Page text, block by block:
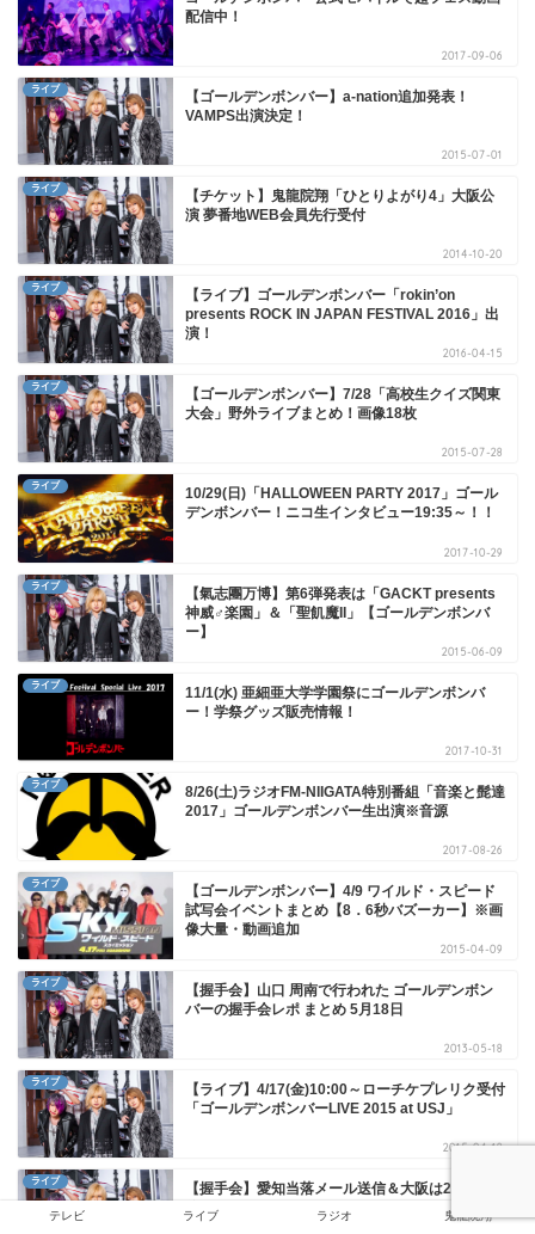
配信中！
2017-09-06
ライブ
【ゴールデンボンバー】a-nation追加発表！
VAMPS出演決定！
2015-07-01
ライブ
【チケット】鬼龍院翔「ひとりよがり4」大阪公
演 夢番地WEB会員先行受付
2014-10-20
ライブ
【ライブ】ゴールデンボンバー「rokin’on
presents ROCK IN JAPAN FESTIVAL 2016」出
演！
2016-04-15
ライブ
【ゴールデンボンバー】7/28「高校生クイズ関東
大会」野外ライブまとめ！画像18枚
2015-07-28
ライブ
10/29(日)「HALLOWEEN PARTY 2017」ゴール
デンボンバー！ニコ生インタビュー19:35～！！
2017-10-29
ライブ
【氣志團万博】第6弾発表は「GACKT presents
神威♂楽園」＆「聖飢魔II」【ゴールデンボンバ
ー】
2015-06-09
ライブ
11/1(水) 亜細亜大学学園祭にゴールデンボンバ
ー！学祭グッズ販売情報！
2017-10-31
ライブ
8/26(土)ラジオFM-NIIGATA特別番組「音楽と髭達
2017」ゴールデンボンバー生出演※音源
2017-08-26
ライブ
【ゴールデンボンバー】4/9 ワイルド・スピード
試写会イベントまとめ【8．6秒バズーカー】※画
像大量・動画追加
2015-04-09
ライブ
【握手会】山口 周南で行われた ゴールデンボン
バーの握手会レポ まとめ 5月18日
2013-05-18
ライブ
【ライブ】4/17(金)10:00～ローチケプレリク受付
「ゴールデンボンバーLIVE 2015 at USJ」
2015-04-18
ライブ
【握手会】愛知当落メール送信＆大阪は2/17送
信！！
テレビ ライブ ラジオ 鬼龍院翔